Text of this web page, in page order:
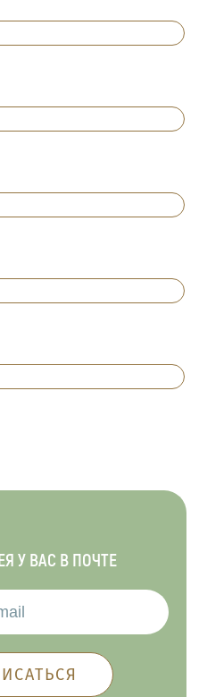
У ВАС В ПОЧТЕ